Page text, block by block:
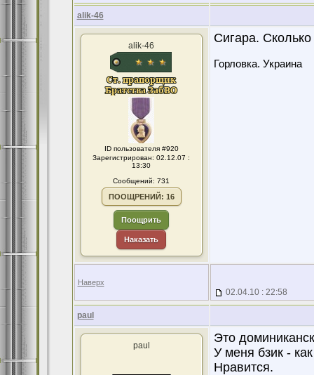
alik-46
alik-46
ID пользователя #920
Зарегистрирован: 02.12.07 :
13:30
Сообщений: 731
ПООЩРЕНИЙ: 16
Поощрить
Наказать
Сигара. Сколько
Горловка. Украина
Наверх
02.04.10 : 22:58
paul
paul
Это
У меня бзик -
Нравится.